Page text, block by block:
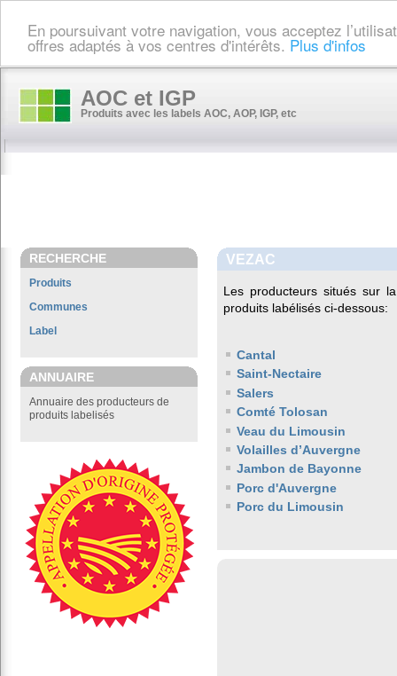
En poursuivant votre navigation, vous acceptez
offres adaptés à vos centres d'intérêts. Plus d'infos
AOC et IGP
Produits avec les labels AOC, AOP, IGP, etc
RECHERCHE
Produits
Communes
Label
ANNUAIRE
Annuaire des producteurs de
produits labelisés
VEZAC
Les producteurs situés sur
produits labélisés ci-dessous:
Cantal
Saint-Nectaire
Salers
Comté Tolosan
Veau du Limousin
Volailles d’Auvergne
Jambon de Bayonne
Porc d'Auvergne
Porc du Limousin